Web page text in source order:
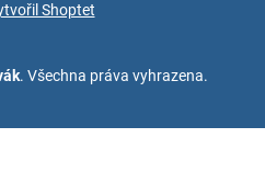
Shoptet
. Všechna práva vyhrazena.